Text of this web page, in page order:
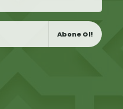
Abone Ol!